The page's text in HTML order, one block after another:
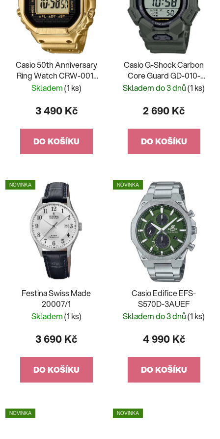
Casio 50th Anniversary
Ring Watch CRW-001-
9ER
Skladem(1 ks)
3 490 Kč
DO KOŠÍKU
Casio G-Shock Carbon
Core Guard GD-010-
3ER
Skladem do 3 dnů(1 ks)
2 690 Kč
DO KOŠÍKU
NOVINKA
Festina Swiss Made
20007/1
Skladem(1 ks)
3 690 Kč
DO KOŠÍKU
NOVINKA
Casio Edifice EFS-
S570D-3AUEF
Skladem do 3 dnů(1 ks)
4 990 Kč
DO KOŠÍKU
NOVINKA NOVINKA